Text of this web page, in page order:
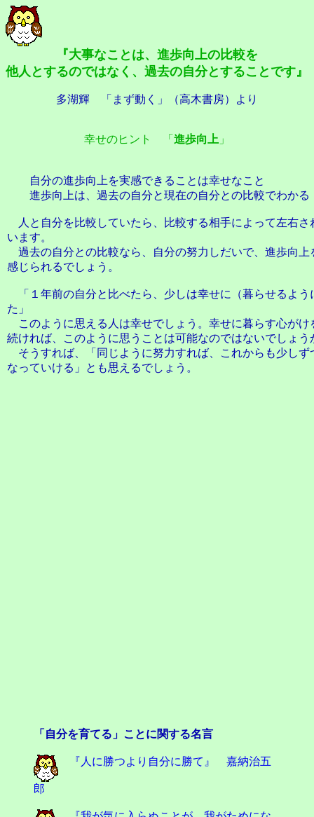
『大事なことは、進歩向上の比較を
他人とするのではなく、過去の自分とすることです』
多湖輝 「まず動く」（高木書房）より
幸せのヒント 「 進歩向上 」
自分の進歩向上を実感できることは幸せなこと
進歩向上は、過去の自分と現在の自分との比較でわかる
人と自分を比較していたら、比較する相手によって左右さ
います。
過去の自分との比較なら、自分の努力しだいで、進歩向上
感じられるでしょう。
「１年前の自分と比べたら、少しは幸せに（暮らせるよう
た」
このように思える人は幸せでしょう。幸せに暮らす心がけ
続ければ、このように思うことは可能なのではないでしょう
そうすれば、「同じように努力すれば、これからも少しず
なっていける」とも思えるでしょう。
「自分を育てる」ことに関する名言
『人に勝つより自分に勝て』 嘉納治五
郎